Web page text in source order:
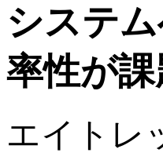
システ
率性が
エイトレ